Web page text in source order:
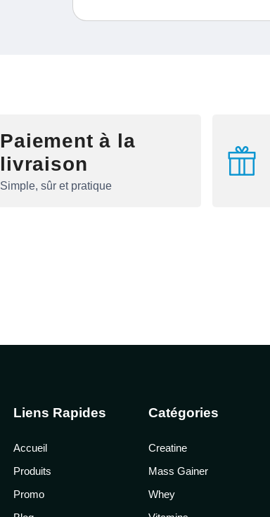
Paiement à la
livraison
Simple, sûr et pratique
Liens Rapides
Accueil
Produits
Promo
Catégories
Creatine
Mass Gainer
Whey